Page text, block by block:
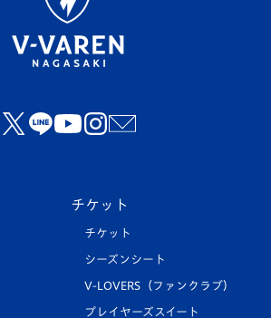
チケット
チケット
シーズンシート
V-LOVERS（ファンクラブ）
プレイヤーズスイート